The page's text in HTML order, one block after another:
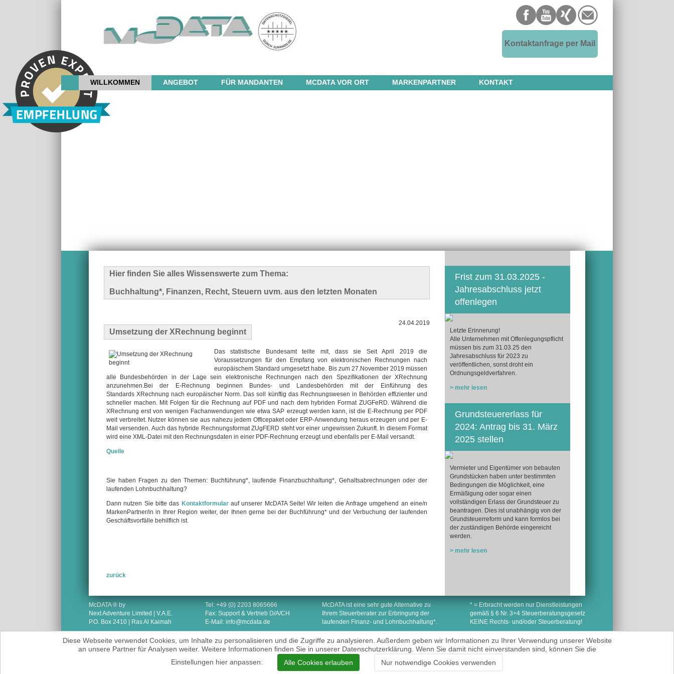
Kontaktanfrage per Mail
WILLKOMMEN ANGEBOT FÜR MANDANTEN MCDATA VOR ORT MARKENPARTNER KONTAKT
Hier finden Sie alles Wissenswerte zum Thema:
Buchhaltung*, Finanzen, Recht, Steuern uvm. aus den letzten Monaten
Umsetzung der XRechnung beginnt
24.04.2019
Das statistische Bundesamt teilte mit, dass sie Seit April 2019 die
Voraussetzungen für den Empfang von elektronischen Rechnungen nach
europäischem Standard umgesetzt habe. Bis zum 27.November 2019 müssen
alle Bundesbehörden in der Lage sein elektronische Rechnungen nach den Spezifikationen der XRechnung
anzunehmen.Bei der E-Rechnung beginnen Bundes- und Landesbehörden mit der Einführung des
Standards XRechnung nach europäischer Norm. Das soll künftig das Rechnungswesen in Behörden effizienter und
schneller machen. Mit Folgen für die Rechnung auf PDF und nach dem hybriden Format ZUGFeRD. Während die
XRechnung erst von wenigen Fachanwendungen wie etwa SAP erzeugt werden kann, ist die E-Rechnung per PDF
weit verbreitet. Nutzer können sie aus nahezu jedem Officepaket oder ERP-Anwendung heraus erzeugen und per E-
Mail versenden. Auch das hybride Rechnungsformat ZUgFERD steht vor einer ungewissen Zukunft. In diesem Format
wird eine XML-Datei mit den Rechnungsdaten in einer PDF-Rechnung erzeugt und ebenfalls per E-Mail versandt.
Quelle
Sie haben Fragen zu den Themen: Buchführung*, laufende Finanzbuchhaltung*, Gehaltsabrechnungen oder der
laufenden Lohnbuchhaltung?
Dann nutzen Sie bitte das Kontaktformularauf unserer McDATA Seite! Wir leiten die Anfrage umgehend an eine/n
MarkenPartner/in in Ihrer Region weiter, der Ihnen gerne bei der Buchführung* und der Verbuchung der laufenden
Geschäftsvorfälle behilflich ist.
zurück
Frist zum 31.03.2025 -
Jahresabschluss jetzt
offenlegen
Letzte Erinnerung!
Alle Unternehmen mit Offenlegungspflicht
müssen bis zum 31.03.25 den
Jahresabschluss für 2023 zu
veröffentlichen, sonst droht ein
Ordnungsgeldverfahren.
> mehr lesen
Grundsteuererlass für
2024: Antrag bis 31. März
2025 stellen
Vermieter und Eigentümer von bebauten
Grundstücken haben unter bestimmten
Bedingungen die Möglichkeit, eine
Ermäßigung oder sogar einen
vollständigen Erlass der Grundsteuer zu
beantragen. Dies ist unabhängig von der
Grundsteuerreform und kann formlos bei
der zuständigen Behörde eingereicht
werden.
> mehr lesen
McDATA ® by
Next Adventure Limited | V.A.E.
P.O. Box 2410 | Ras Al Kaimah
Tel: +49 (0) 2203 8065666
Fax: Support & Vertrieb D/A/CH
E-Mail: info@mcdata.de
McDATA ist eine sehr gute Alternative zu
Ihrem Steuerberater zur Erbringung der
laufenden Finanz- und Lohnbuchhaltung*.
* = Erbracht werden nur Dienstleistungen
gemäß § 6 Nr. 3+4 Steuerberatungsgesetz
KEINE Rechts- und/oder Steuerberatung!
Impressum Datenschutzerklärung
Diese Webseite verwendet Cookies, um Inhalte zu personalisieren und die Zugriffe zu analysieren. Außerdem geben wir Informationen zu Ihrer Verwendung unserer Website
an unsere Partner für Analysen weiter. Weitere Informationen finden Sie in unserer Datenschutzerklärung. Wenn Sie damit nicht einverstanden sind, können Sie die
Einstellungen hier anpassen:
Alle Cookies erlauben Nur notwendige Cookies verwenden